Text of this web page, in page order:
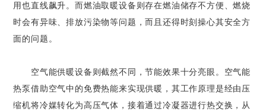
用也直线飙升。而燃油取暖设备则存在燃油储存不方便、燃烧
时会有异味、排放污染物等问题，而且还得时刻操心其安全方
面的问题。
空气能供暖设备则截然不同，节能效果十分亮眼。空气能
热泵借助空气中的免费热能来实现供暖，其工作原理是经由压
缩机将冷媒转化为高压气体，接着通过冷凝器进行热交换，从